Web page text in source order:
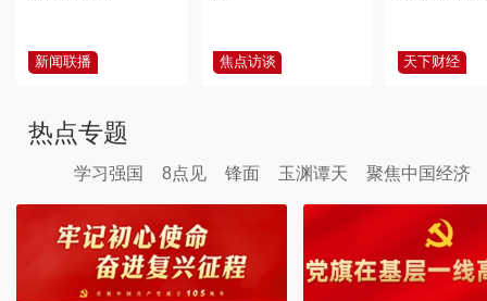
新闻联播 焦点访谈 天下财经
热点专题
学习强国 8点见 锋面 玉渊谭天 聚焦中国经济